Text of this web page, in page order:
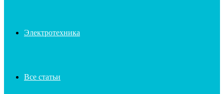
Электротехника
Все статьи